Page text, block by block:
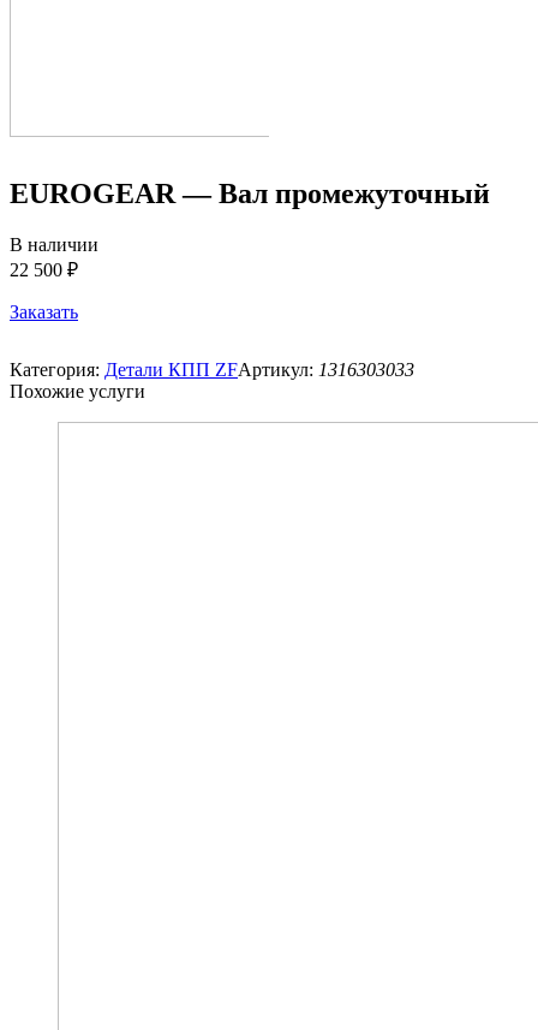
EUROGEAR — Вал промежуточный
В наличии
22 500 ₽
Заказать
Категория: Детали КПП ZFАртикул: 1316303033
Похожие услуги